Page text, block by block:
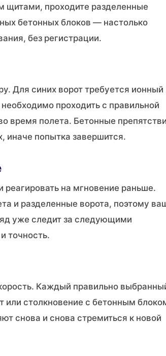
проходите разделенные
бетонных блоков — настолько
без регистрации.
Для синих ворот требуется ионный
проходить с правильной
время полета. Бетонные
иначе попытка завершится.
реагировать на мгновение раньше.
и разделенные ворота, поэтому
уже следит за следующими
точность.
Каждый правильно
или столкновение с бетонным
снова и снова стремиться к новой